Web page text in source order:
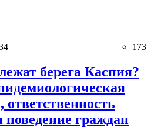
173
берега Каспия?
ответственность
поведение граждан